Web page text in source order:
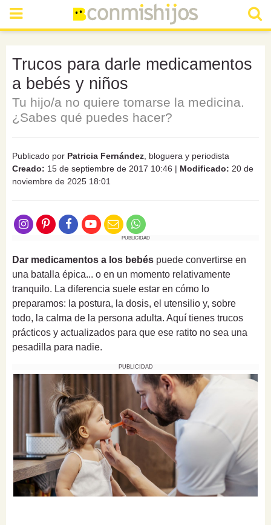
Trucos para darle medicamentos
a bebés y niños
Tu hijo/a no quiere tomarse la medicina.
¿Sabes qué puedes hacer?
Publicado por Patricia Fernández , bloguera y periodista
Creado: 15 de septiembre de 2017 10:46 | Modificado: 20 de
noviembre de 2025 18:01
PUBLICIDAD
Dar medicamentos a los bebés puede convertirse en
una batalla épica... o en un momento relativamente
tranquilo. La diferencia suele estar en cómo lo
preparamos: la postura, la dosis, el utensilio y, sobre
todo, la calma de la persona adulta. Aquí tienes trucos
prácticos y actualizados para que ese ratito no sea una
pesadilla para nadie.
PUBLICIDAD